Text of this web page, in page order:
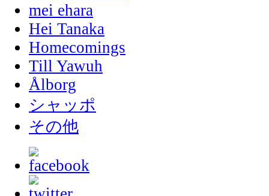
mei ehara
Hei Tanaka
Homecomings
Till Yawuh
Ålborg
シャッポ
その他